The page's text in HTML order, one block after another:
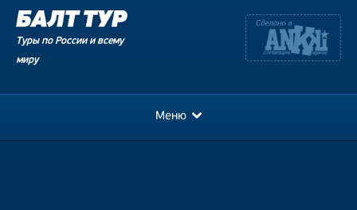
Венёв
Верея
Вертязин
Веськово
Туры по России и всему
миру
Меню